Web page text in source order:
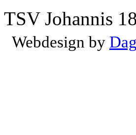
TSV Johannis
Webdesign by